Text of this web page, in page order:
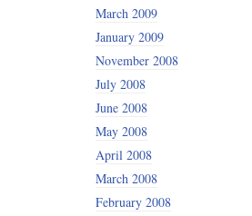
March 2009
January 2009
November 2008
July 2008
June 2008
May 2008
April 2008
March 2008
February 2008